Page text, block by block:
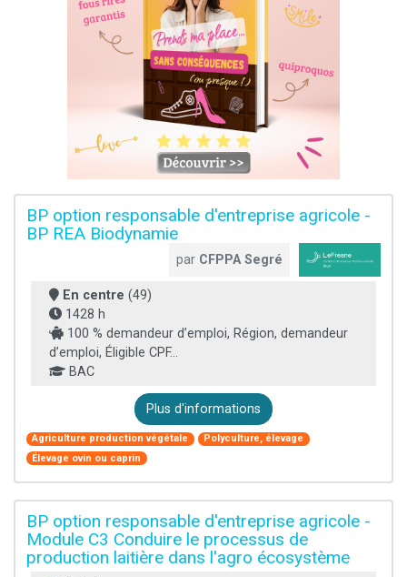
BP option responsable d'entreprise agricole -
BP REA Biodynamie
par CFPPA Segré
En centre (49)
1428 h
100 % demandeur d’emploi, Région, demandeur
d’emploi, Éligible CPF...
BAC
Plus d'informations
Agriculture production végétale
Polyculture, élevage
Élevage ovin ou caprin
BP option responsable d'entreprise agricole -
Module C3 Conduire le processus de
production laitière dans l'agro écosystème